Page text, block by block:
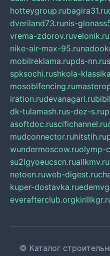
hotteygroup.rubagira31.ru
dveriland73.runis-
vrema-zdorov.ruvelonik.ru
nike-air-max-95.ru
mobilreklama.rupds-nn.ru
spksochi.rushkola-
mosoblfencing.ru
iration.rudevanagari.ru
dk-tulamash.rus-dez-s.ru
asoftdoc.ruscifichannel.ru
mudconnector.ruhitstih.ru
wundermoscow.ruolymp-
su2lgyoeucscn.ruallkmv.ru
netoen.ruweb-digest.ru
kuper-dostavka.ru
everafterclub.org
© Каталог